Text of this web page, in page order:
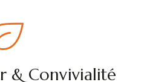
& Convivialité